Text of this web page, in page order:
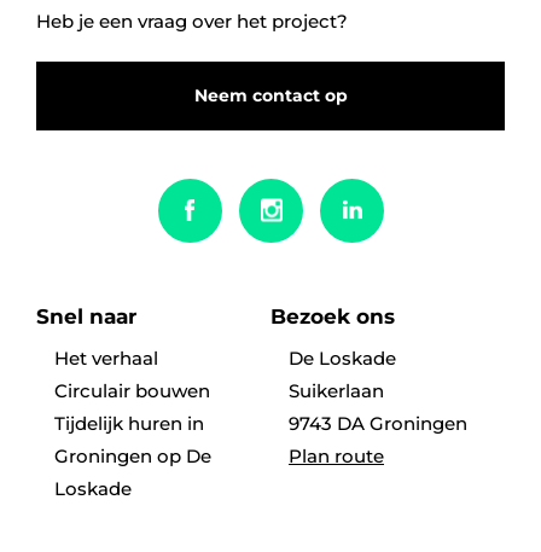
Heb je een vraag over het project?
Neem contact op
Snel naar
Het verhaal
Circulair bouwen
Tijdelijk huren in
Groningen op De
Loskade
Bezoek ons
De Loskade
Suikerlaan
9743 DA Groningen
Plan route